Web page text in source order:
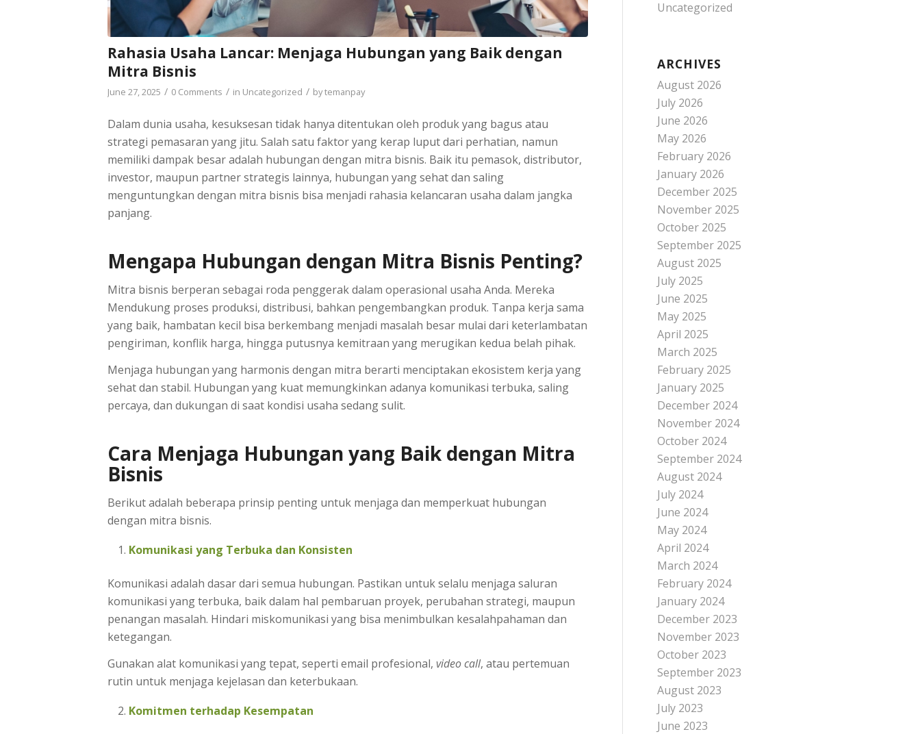
Rahasia Usaha Lancar: Menjaga Hubungan yang Baik dengan
Mitra Bisnis
June 27, 2025 / 0 Comments / in Uncategorized / bytemanpay
Dalam dunia usaha, kesuksesan tidak hanya ditentukan oleh produk yang bagus atau
strategi pemasaran yang jitu. Salah satu faktor yang kerap luput dari perhatian, namun
memiliki dampak besar adalah hubungan dengan mitra bisnis. Baik itu pemasok, distributor,
investor, maupun partner strategis lainnya, hubungan yang sehat dan saling
menguntungkan dengan mitra bisnis bisa menjadi rahasia kelancaran usaha dalam jangka
panjang.
Mengapa Hubungan dengan Mitra Bisnis Penting?
Mitra bisnis berperan sebagai roda penggerak dalam operasional usaha Anda. Mereka
Mendukung proses produksi, distribusi, bahkan pengembangkan produk. Tanpa kerja sama
yang baik, hambatan kecil bisa berkembang menjadi masalah besar mulai dari keterlambatan
pengiriman, konflik harga, hingga putusnya kemitraan yang merugikan kedua belah pihak.
Menjaga hubungan yang harmonis dengan mitra berarti menciptakan ekosistem kerja yang
sehat dan stabil. Hubungan yang kuat memungkinkan adanya komunikasi terbuka, saling
percaya, dan dukungan di saat kondisi usaha sedang sulit.
Cara Menjaga Hubungan yang Baik dengan Mitra
Bisnis
Berikut adalah beberapa prinsip penting untuk menjaga dan memperkuat hubungan
dengan mitra bisnis.
Komunikasi yang Terbuka dan Konsisten
Komunikasi adalah dasar dari semua hubungan. Pastikan untuk selalu menjaga saluran
komunikasi yang terbuka, baik dalam hal pembaruan proyek, perubahan strategi, maupun
penangan masalah. Hindari miskomunikasi yang bisa menimbulkan kesalahpahaman dan
ketegangan.
Gunakan alat komunikasi yang tepat, seperti email profesional, video call, atau pertemuan
rutin untuk menjaga kejelasan dan keterbukaan.
Komitmen terhadap Kesempatan
Uncategorized
ARCHIVES
August 2026
July 2026
June 2026
May 2026
February 2026
January 2026
December 2025
November 2025
October 2025
September 2025
August 2025
July 2025
June 2025
May 2025
April 2025
March 2025
February 2025
January 2025
December 2024
November 2024
October 2024
September 2024
August 2024
July 2024
June 2024
May 2024
April 2024
March 2024
February 2024
January 2024
December 2023
November 2023
October 2023
September 2023
August 2023
July 2023
June 2023